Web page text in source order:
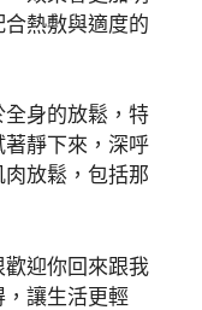
熱敷與適度的
身的放鬆，特
靜下來，深呼
放鬆，包括那
迎你回來跟我
讓生活更輕